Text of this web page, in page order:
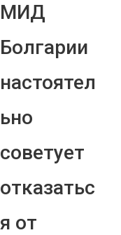
МИД
Болгарии
настоятел
ьно
советует
отказатьс
я от